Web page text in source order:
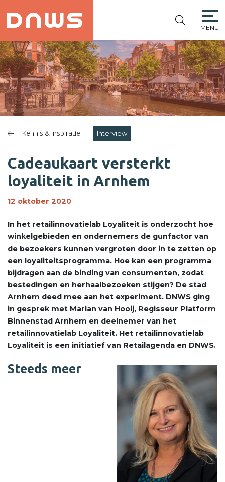
NIEUWE
WINKELSTRAAT
MENU
Kennis & inspiratie Interview
Cadeaukaart versterkt
loyaliteit in Arnhem
12 oktober 2020
In het retailinnovatielab Loyaliteit is onderzocht hoe
winkelgebieden en ondernemers de gunfactor van
de bezoekers kunnen vergroten door in te zetten op
een loyaliteitsprogramma. Hoe kan een programma
bijdragen aan de binding van consumenten, zodat
bestedingen en herhaalbezoeken stijgen? De stad
Arnhem deed mee aan het experiment. DNWS ging
in gesprek met Marian van Hooij, Regisseur Platform
Binnenstad Arnhem en deelnemer van het
retailinnovatielab Loyaliteit. Het retailinnovatielab
Loyaliteit is een initiatief van Retailagenda en DNWS.
Steeds meer